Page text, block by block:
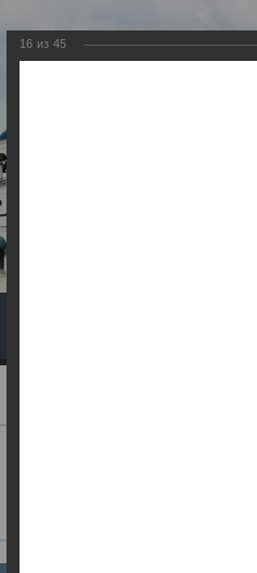
16 из 45